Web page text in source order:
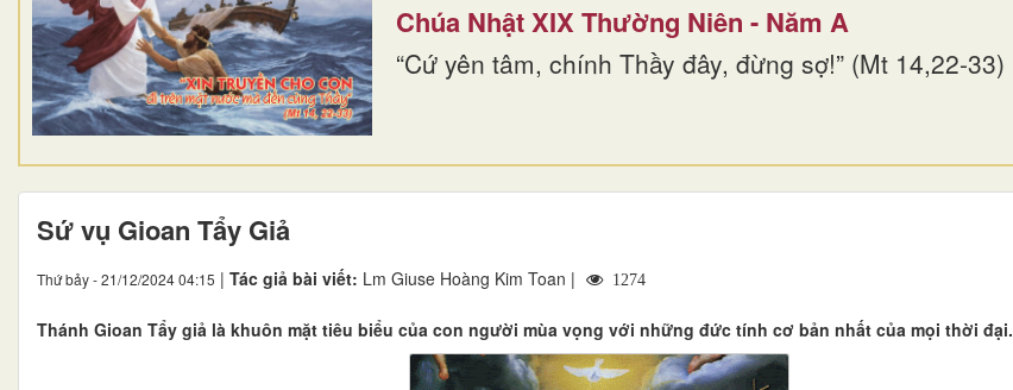
Chúa Nhật XIX Thường Niên - Năm A
“Cứ yên tâm, chính Thầy đây, đừng sợ!” (Mt 14,22-33)
Sứ vụ Gioan Tẩy Giả
Thứ bảy - 21/12/2024 04:15 | Tác giả bài viết: Lm Giuse Hoàng Kim Toan | 1274
Thánh Gioan Tẩy giả là khuôn mặt tiêu biểu của con người mùa vọng với những đức tính cơ bản nhất của mọi thời đại.